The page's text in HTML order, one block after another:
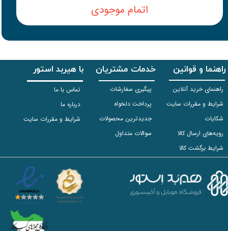
اتمام موجودی
راهنما و قوانین
راهنمای خرید آنلاین
شرایط و مقررات سایت
شکایات
رویه‌های ارسال کالا
شرایط برگشت کالا
خدمات مشتریان
پیگیری سفارشات
پرداخت دلخواه
جدیدترین محصولات
سوالات متداول
با هیربد استور
تماس با ما
درباره ما
شرایط و مقررات سایت